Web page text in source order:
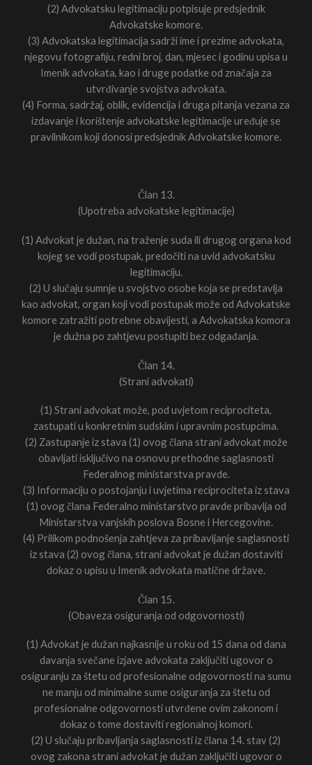
(2) Advokatsku legitimaciju potpisuje predsjednik
Advokatske komore.
(3) Advokatska legitimacija sadrži ime i prezime advokata,
njegovu fotografiju, redni broj, dan, mjesec i godinu upisa u
Imenik advokata, kao i druge podatke od značaja za
utvrđivanje svojstva advokata.
(4) Forma, sadržaj, oblik, evidencija i druga pitanja vezana za
izdavanje i korištenje advokatske legitimacije uređuje se
pravilnikom koji donosi predsjednik Advokatske komore.
Član 13.
(Upotreba advokatske legitimacije)
(1) Advokat je dužan, na traženje suda ili drugog organa kod
kojeg se vodi postupak, predočiti na uvid advokatsku
legitimaciju.
(2) U slučaju sumnje u svojstvo osobe koja se predstavlja
kao advokat, organ koji vodi postupak može od Advokatske
komore zatražiti potrebne obavijesti, a Advokatska komora
je dužna po zahtjevu postupiti bez odgađanja.
Član 14.
(Strani advokati)
(1) Strani advokat može, pod uvjetom reciprociteta,
zastupati u konkretnim sudskim i upravnim postupcima.
(2) Zastupanje iz stava (1) ovog člana strani advokat može
obavljati isključivo na osnovu prethodne saglasnosti
Federalnog ministarstva pravde.
(3) Informaciju o postojanju i uvjetima reciprociteta iz stava
(1) ovog člana Federalno ministarstvo pravde pribavlja od
Ministarstva vanjskih poslova Bosne i Hercegovine.
(4) Prilikom podnošenja zahtjeva za pribavljanje saglasnosti
iz stava (2) ovog člana, strani advokat je dužan dostaviti
dokaz o upisu u Imenik advokata matične države.
Član 15.
(Obaveza osiguranja od odgovornosti)
(1) Advokat je dužan najkasnije u roku od 15 dana od dana
davanja svečane izjave advokata zaključiti ugovor o
osiguranju za štetu od profesionalne odgovornosti na sumu
ne manju od minimalne sume osiguranja za štetu od
profesionalne odgovornosti utvrđene ovim zakonom i
dokaz o tome dostaviti regionalnoj komori.
(2) U slučaju pribavljanja saglasnosti iz člana 14. stav (2)
ovog zakona strani advokat je dužan zaključiti ugovor o